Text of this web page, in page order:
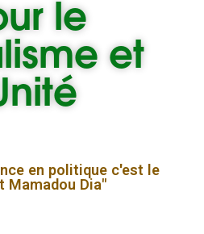
le
et
en politique c'est le
Mamadou Dia"